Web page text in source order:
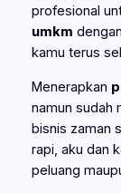
profesional
umkm
kamu terus
Menerapkan
namun sudah
bisnis zaman
rapi, aku dan
peluang